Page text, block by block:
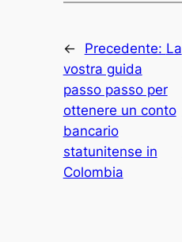
← Precedente: La
vostra guida
passo passo per
ottenere un conto
bancario
statunitense in
Colombia